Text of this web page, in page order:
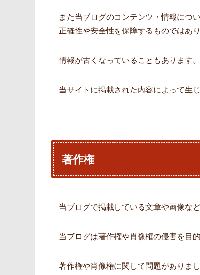
また当ブログのコンテンツ・情報につ
正確性や安全性を保障するものではあり
情報が古くなっていることもあります。
当サイトに掲載された内容によって生
著作権
当ブログで掲載している文章や画像な
当ブログは著作権や肖像権の侵害を目
著作権や肖像権に関して問題がありま